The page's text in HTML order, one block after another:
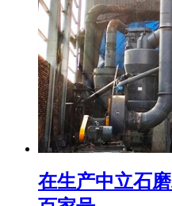
在生产中立石